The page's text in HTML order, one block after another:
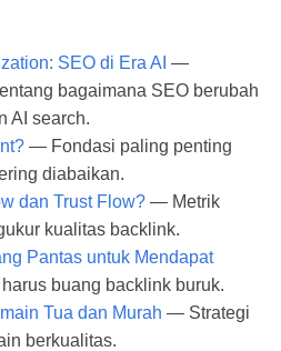
SEO di Era AI —
bagaimana SEO berubah
AI search.
— Fondasi paling penting
diabaikan.
dan Trust Flow? — Metrik
kualitas backlink.
Pantas untuk Mendapat
buang backlink buruk.
Tua dan Murah — Strategi
berkualitas.